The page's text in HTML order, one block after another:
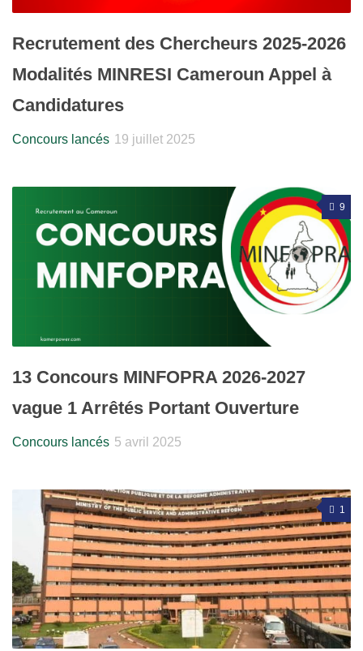
Recrutement des Chercheurs 2025-2026
Modalités MINRESI Cameroun Appel à
Candidatures
Concours lancés 19 juillet 2025
9
13 Concours MINFOPRA 2026-2027
vague 1 Arrêtés Portant Ouverture
Concours lancés 5 avril 2025
1